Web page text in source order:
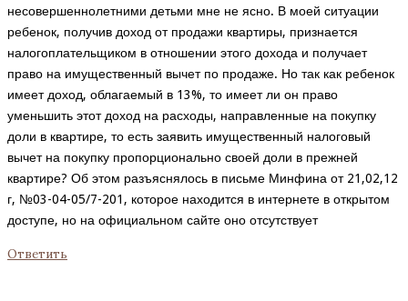
несовершеннолетними детьми мне не ясно. В моей ситуации
ребенок, получив доход от продажи квартиры, признается
налогоплательщиком в отношении этого дохода и получает
право на имущественный вычет по продаже. Но так как ребенок
имеет доход, облагаемый в 13%, то имеет ли он право
уменьшить этот доход на расходы, направленные на покупку
доли в квартире, то есть заявить имущественный налоговый
вычет на покупку пропорционально своей доли в прежней
квартире? Об этом разъяснялось в письме Минфина от 21,02,12
г, №03-04-05/7-201, которое находится в интернете в открытом
доступе, но на официальном сайте оно отсутствует
Ответить